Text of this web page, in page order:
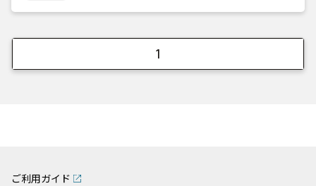
1
ご利用ガイド